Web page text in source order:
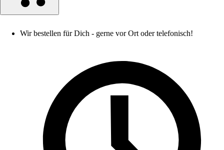
Wir bestellen für Dich - gerne vor Ort oder telefonisch!